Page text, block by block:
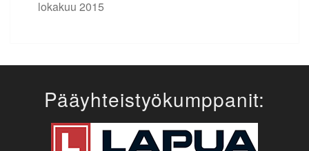
lokakuu 2015
Pääyhteistyökumppanit: